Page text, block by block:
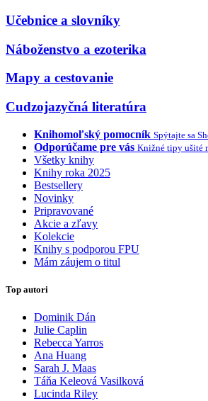
Učebnice a slovníky
Náboženstvo a ezoterika
Mapy a cestovanie
Cudzojazyčná literatúra
Knihomoľský pomocník Spýtajte sa
Odporúčame pre vás Knižné tipy ušité
Všetky knihy
Knihy roka 2025
Bestsellery
Novinky
Pripravované
Akcie a zľavy
Kolekcie
Knihy s podporou FPU
Mám záujem o titul
Top autori
Dominik Dán
Julie Caplin
Rebecca Yarros
Ana Huang
Sarah J. Maas
Táňa Keleová Vasilková
Lucinda Riley